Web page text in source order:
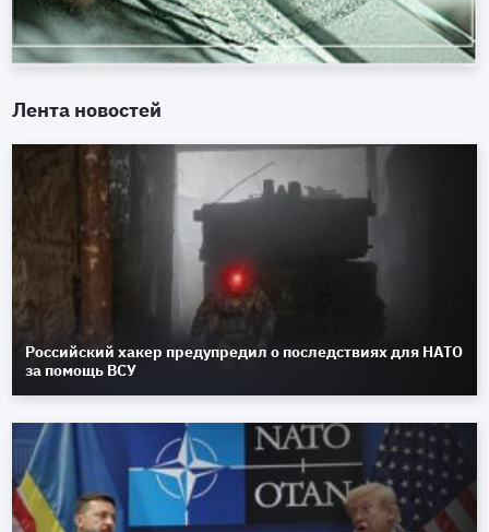
Лента новостей
Российский хакер предупредил о последствиях для НАТО
за помощь ВСУ